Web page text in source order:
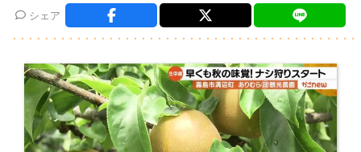
シェア